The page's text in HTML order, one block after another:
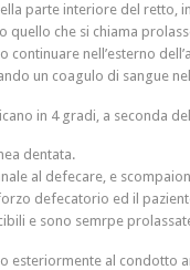
parte interiore del retto,
quello che si chiama
continuare nell’esterno
un coagulo di sangue
in 4 gradi, a seconda
dentata.
al defecare, e
defecatorio ed il
e sono semrpe
esteriormente al condotto